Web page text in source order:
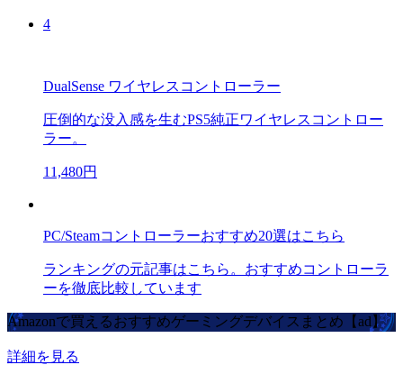
4
DualSense ワイヤレスコントローラー
圧倒的な没入感を生むPS5純正ワイヤレスコントロー
ラー。
11,480円
PC/Steamコントローラーおすすめ20選はこちら
ランキングの元記事はこちら。おすすめコントローラ
ーを徹底比較しています
Amazonで買えるおすすめゲーミングデバイスまとめ【ad】
詳細を見る